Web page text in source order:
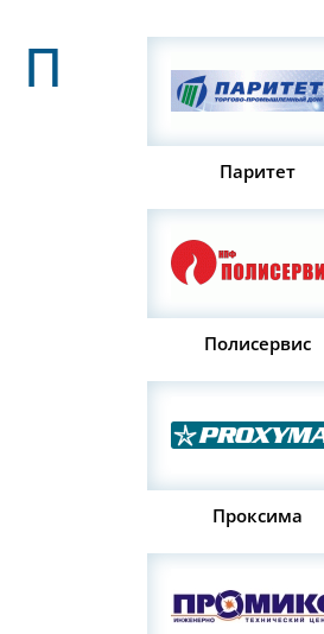
П
Паритет
Полисервис
Проксима